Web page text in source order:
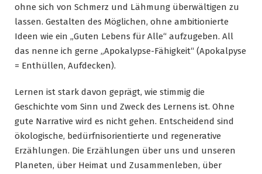
ohne sich von Schmerz und Lähmung überwältigen zu
lassen. Gestalten des Möglichen, ohne ambitionierte
Ideen wie ein „Guten Lebens für Alle“ aufzugeben. All
das nenne ich gerne „Apokalypse-Fähigkeit“ (Apokalpyse
= Enthüllen, Aufdecken).
Lernen ist stark davon geprägt, wie stimmig die
Geschichte vom Sinn und Zweck des Lernens ist. Ohne
gute Narrative wird es nicht gehen. Entscheidend sind
ökologische, bedürfnisorientierte und regenerative
Erzählungen. Die Erzählungen über uns und unseren
Planeten, über Heimat und Zusammenleben, über